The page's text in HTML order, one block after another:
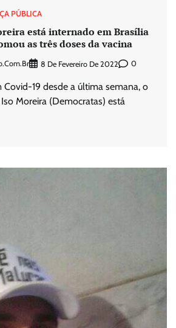
PÚBLICA
está internado em Brasília
as três doses da vacina
8 De Fevereiro De 2022 0
19 desde a última semana, o
Moreira (Democratas) está